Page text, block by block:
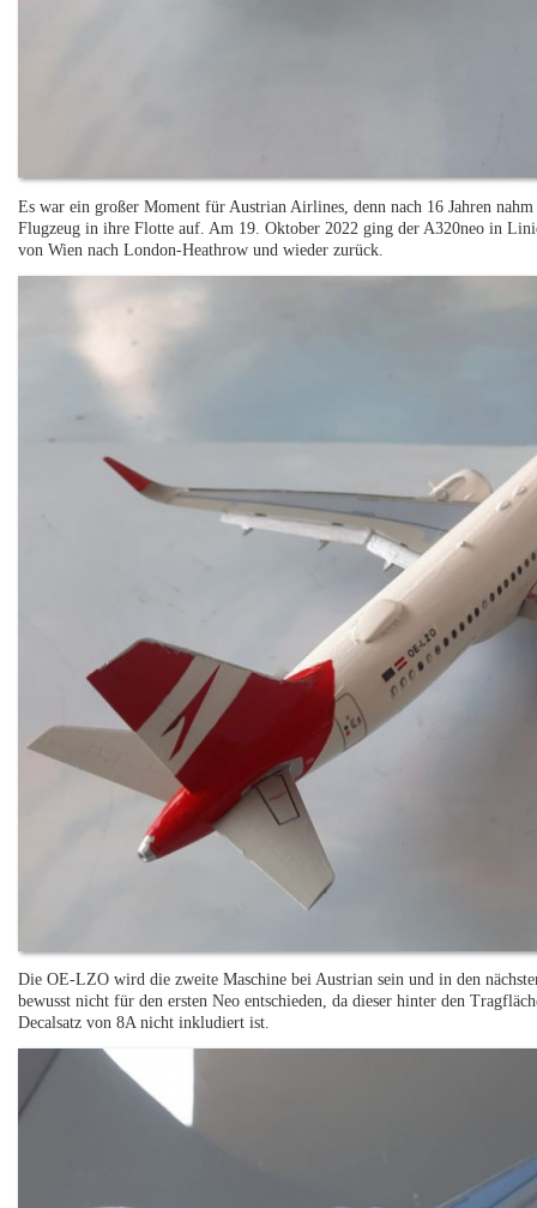
Es war ein großer Moment für Austrian Airlines, denn nach 16 Jahren
Flugzeug in ihre Flotte auf. Am 19. Oktober 2022 ging der A320neo in
von Wien nach London-Heathrow und wieder zurück.
Die OE-LZO wird die zweite Maschine bei Austrian sein und in den
bewusst nicht für den ersten Neo entschieden, da dieser hinter den
Decalsatz von 8A nicht inkludiert ist.